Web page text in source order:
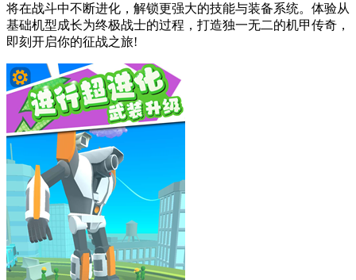
将在战斗中不断进化，解锁更强大的技能与装备系统。体验从
基础机型成长为终极战士的过程，打造独一无二的机甲传奇，
即刻开启你的征战之旅!